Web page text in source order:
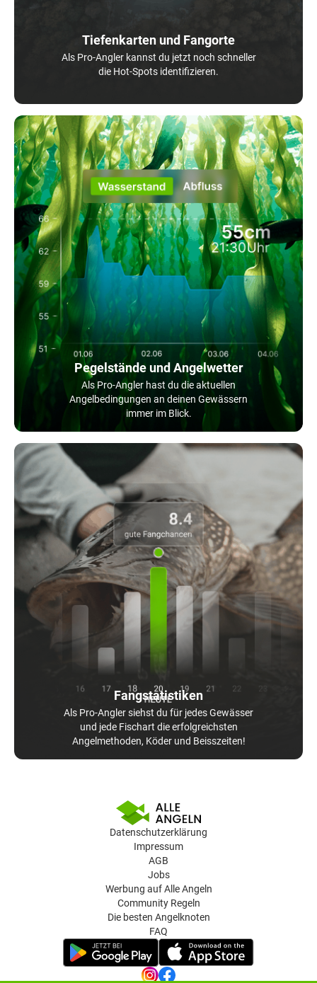
Tiefenkarten und Fangorte
Als Pro-Angler kannst du jetzt noch schneller
die Hot-Spots identifizieren.
Pegelstände und Angelwetter
Als Pro-Angler hast du die aktuellen
Angelbedingungen an deinen Gewässern
immer im Blick.
Fangstatistiken
Als Pro-Angler siehst du für jedes Gewässer
und jede Fischart die erfolgreichsten
Angelmethoden, Köder und Beisszeiten!
Datenschutzerklärung
Impressum
AGB
Jobs
Werbung auf Alle Angeln
Community Regeln
Die besten Angelknoten
FAQ